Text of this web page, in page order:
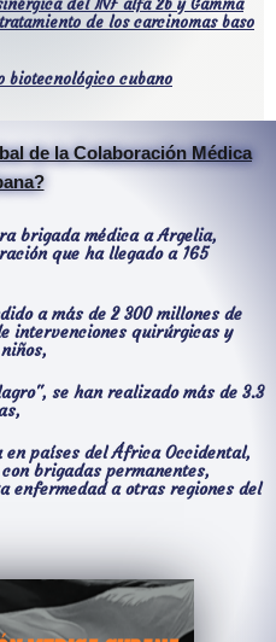
de los carcinomas baso
biotecnológico cubano
de la Colaboración Médica
brigada médica a Argelia,
que ha llegado a 165
a más de 2 300 millones de
intervenciones quirúrgicas y
se han realizado más de 3.3
países del África Occidental,
brigadas permanentes,
enfermedad a otras regiones del